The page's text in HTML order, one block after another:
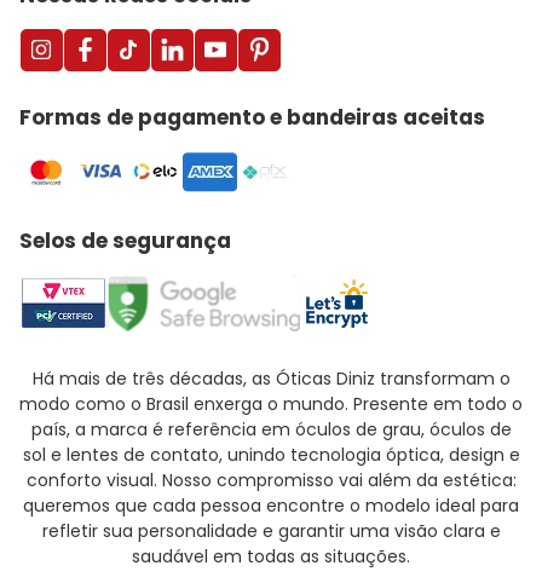
Formas de pagamento e bandeiras aceitas
Selos de segurança
Há mais de três décadas, as Óticas Diniz transformam o
modo como o Brasil enxerga o mundo. Presente em todo o
país, a marca é referência em óculos de grau, óculos de
sol e lentes de contato, unindo tecnologia óptica, design e
conforto visual. Nosso compromisso vai além da estética:
queremos que cada pessoa encontre o modelo ideal para
refletir sua personalidade e garantir uma visão clara e
saudável em todas as situações.